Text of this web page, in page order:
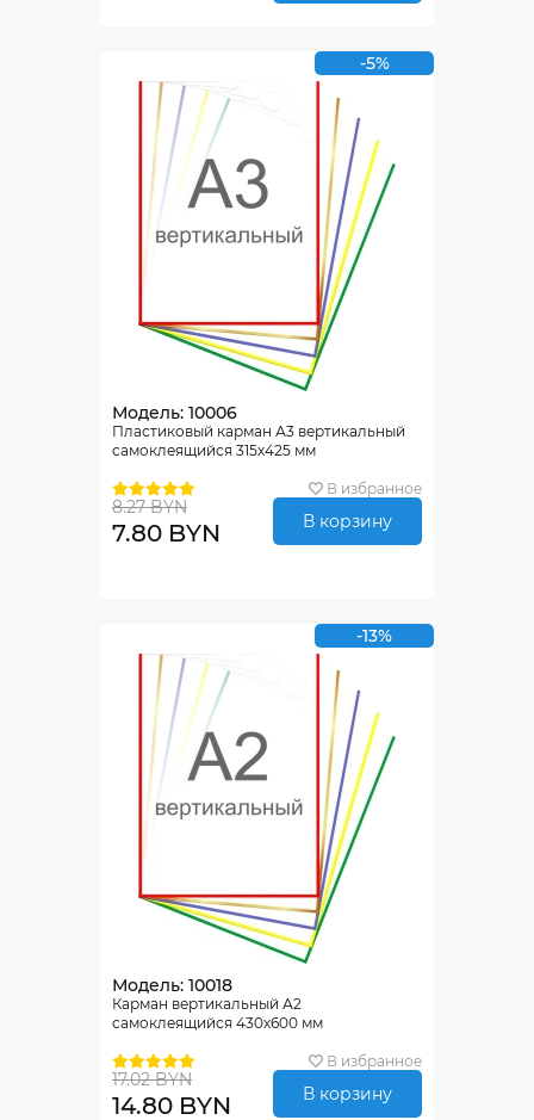
-5%
Модель: 10006
Пластиковый карман А3 вертикальный
самоклеящийся 315х425 мм
В избранное
8.27 BYN
7.80 BYN В корзину
-13%
Модель: 10018
Карман вертикальный А2
самоклеящийся 430х600 мм
В избранное
17.02 BYN
14.80 BYN В корзину